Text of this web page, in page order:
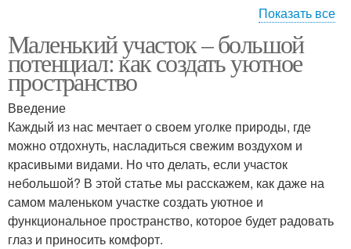
Освещение на
маленький участок
Небольшой участок
Участок для
максимального
комфорта
Дерева на маленьком
участке
Пруд на участке Элементы на участке
Показать все
Маленький участок – большой
потенциал: как создать уютное
пространство
Введение
Каждый из нас мечтает о своем уголке природы, где
можно отдохнуть, насладиться свежим воздухом и
красивыми видами. Но что делать, если участок
небольшой? В этой статье мы расскажем, как даже на
самом маленьком участке создать уютное и
функциональное пространство, которое будет радовать
глаз и приносить комфорт.